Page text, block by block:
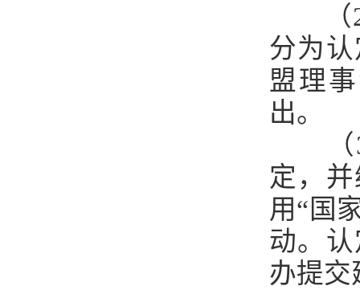
分为
盟理
出。
定，
用“国
动。
办提交